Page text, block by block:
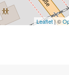
Leaflet| ©